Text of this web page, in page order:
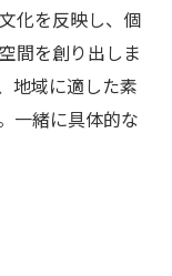
化を反映し、個
間を創り出しま
地域に適した素
一緒に具体的な